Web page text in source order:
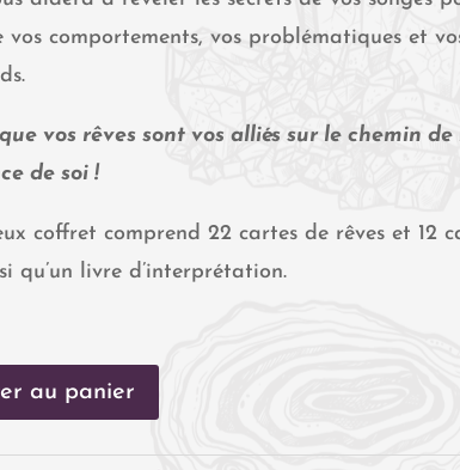
vos comportements, vos problématiques et
vos rêves sont vos alliés sur le chemin de
de soi !
coffret comprend 22 cartes de rêves et 12
qu’un livre d’interprétation.
au panier